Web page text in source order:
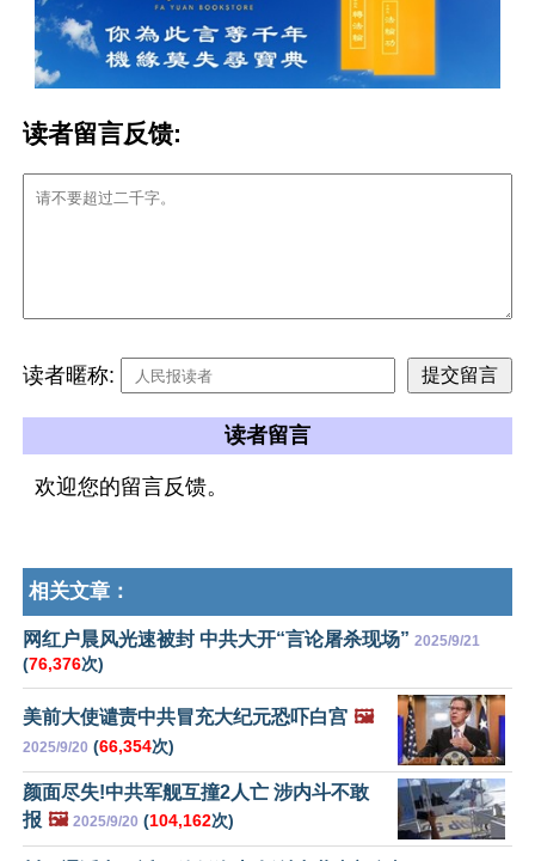
读者留言反馈:
读者暱称:
读者留言
欢迎您的留言反馈。
相关文章：
网红户晨风光速被封 中共大开“言论屠杀现场” 2025/9/21
(76,376次)
美前大使谴责中共冒充大纪元恐吓白宫 🖼️
2025/9/20 (66,354次)
颜面尽失!中共军舰互撞2人亡 涉内斗不敢
报 🖼️ 2025/9/20 (104,162次)